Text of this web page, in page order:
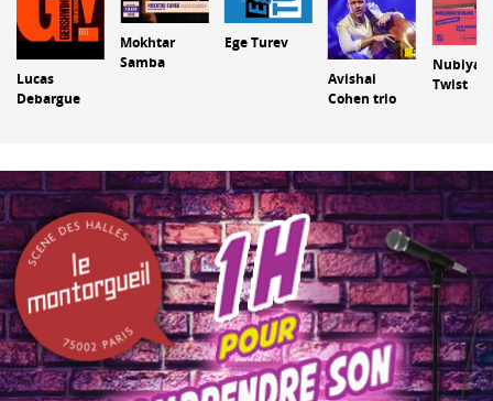
Lucas
Debargue
Mokhtar
Samba
Ege Turev
Avishai
Cohen trio
Nubiyan
Twist